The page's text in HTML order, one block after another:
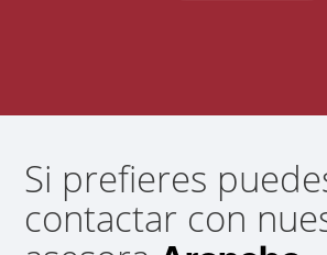
Si prefieres
contactar con